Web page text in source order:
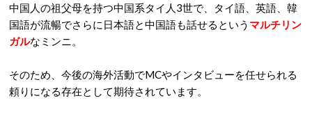
中国人の祖父母を持つ中国系タイ人3世で、タイ語、英語、韓
国語が流暢でさらに日本語と中国語も話せるという マルチリン
ガルなミンニ。
そのため、今後の海外活動でMCやインタビューを任せられる
頼りになる存在として期待されています。